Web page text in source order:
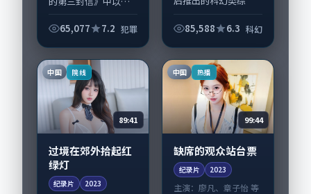
张力，古天乐、任素
主要在英国完成制作
协同，2023-1...
65,077 7.2 犯罪
齐溪、梁朝伟，刘亚
绕当代都市中的抉择...
85,588 6.3 科幻
中国 院线
89:41
过境在郊外拾起红
绿灯
纪录片 2023
中国 热播
99:44
缺席的观众站台票
纪录片 2023
主演：廖凡、章子怡 等